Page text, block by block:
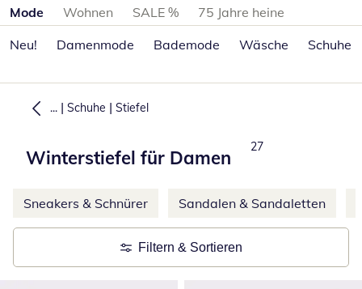
Produktkategorien überspringen
Mode Wohnen SALE %
75 Jahre heine
Neu!
Damenmode Bademode Wäsche Schuhe
... | Schuhe | Stiefel
Winterstiefel für Damen
Produkte
27
Weitere Kategorien überspringen
Sneakers & Schnürer Sandalen & Sandaletten
Filtern & Sortieren